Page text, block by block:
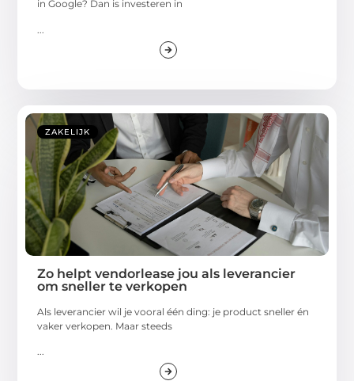
in Google? Dan is investeren in
ZAKELIJK
Zo helpt vendorlease jou als leverancier
om sneller te verkopen
Als leverancier wil je vooral één ding: je product sneller én
vaker verkopen. Maar steeds
...